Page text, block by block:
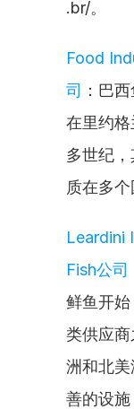
.br/。
Food
司 ：巴
在里约
多世纪
质在多个
Leardini
Fish公司
鲜鱼开
类供应
洲和北
善的设施